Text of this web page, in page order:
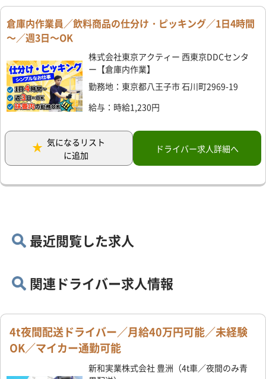
倉庫内作業員／飲料商品の仕分け・ピッキング／1日4時間
～／週3日～OK
株式会社東京アクティー 西東京DDCセンタ
ー【倉庫内作業】
勤務地：東京都八王子市 石川町2969-19
給与：時給1,230円
気になるリスト
に追加
ドライバー求人詳細へ
最近閲覧した求人
関連ドライバー求人情報
4t夜間配送ドライバー／月給40万円可能／未経験
OK／マイカー通勤可能
新和実業株式会社 豊洲（4t車／夜間のみ青